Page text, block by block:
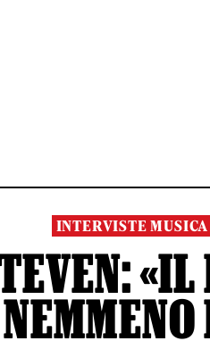
INTERVISTE MUSICA
«IL